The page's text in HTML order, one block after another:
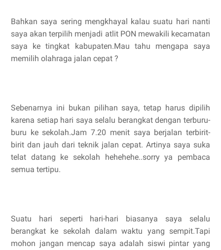
Bahkan saya sering mengkhayal kalau suatu hari nanti
saya akan terpilih menjadi atlit PON mewakili kecamatan
saya ke tingkat kabupaten.Mau tahu mengapa saya
memilih olahraga jalan cepat ?
Sebenarnya ini bukan pilihan saya, tetap harus dipilih
karena setiap hari saya selalu berangkat dengan terburu-
buru ke sekolah.Jam 7.20 menit saya berjalan terbirit-
birit dan jauh dari teknik jalan cepat. Artinya saya suka
telat datang ke sekolah hehehehe..sorry ya pembaca
semua tertipu.
Suatu hari seperti hari-hari biasanya saya selalu
berangkat ke sekolah dalam waktu yang sempit.Tapi
mohon jangan mencap saya adalah siswi pintar yang